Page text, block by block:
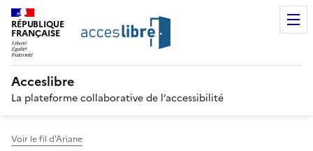
RÉPUBLIQUE
FRANÇAISE
Acceslibre
La plateforme collaborative de l’accessibilité
Voir le fil d'Ariane